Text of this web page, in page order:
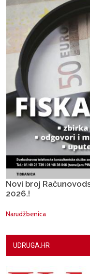
Novi broj
2026.!
Narudžbenica
UDRUGA.HR